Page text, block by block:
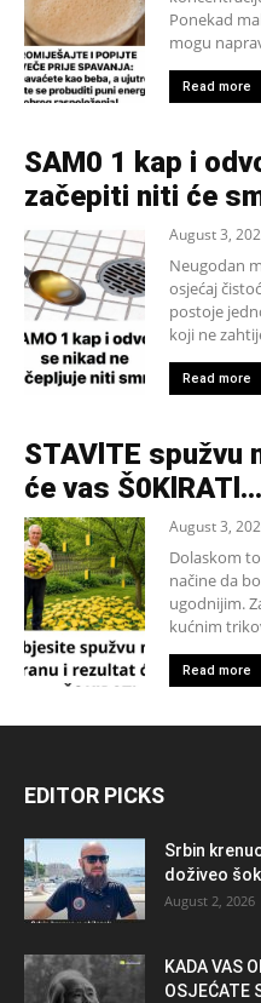
Ponekad
mogu
Read more
SAM0 1 kap i
začepiti niti će
August 3,
Neugodan
osjećaj
postoje
koji ne
Read more
STAVlTE spužvu
će vas Š0KlRATl…
August 3,
Dolaskom
načine da
ugodnijim.
kućnim
Read more
EDITOR PICKS
Srbin
doživeo
August 2, 2026
KADA VAS
OSJEĆATE